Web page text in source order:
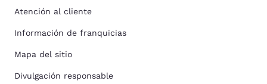
Atención al cliente
Información de franquicias
Mapa del sitio
Divulgación responsable